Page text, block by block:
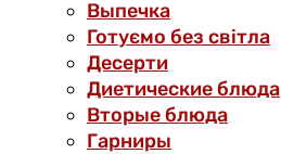
Выпечка
Готуємо без світла
Десерти
Диетические блюда
Вторые блюда
Гарниры